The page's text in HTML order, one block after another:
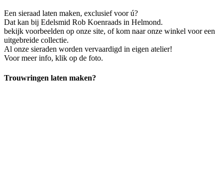
Een sieraad laten maken, exclusief voor ú?
Dat kan bij Edelsmid Rob Koenraads in Helmond.
bekijk voorbeelden op onze site, of kom naar onze winkel voor een
uitgebreide collectie.
Al onze sieraden worden vervaardigd in eigen atelier!
Voor meer info, klik op de foto.
Trouwringen laten maken?